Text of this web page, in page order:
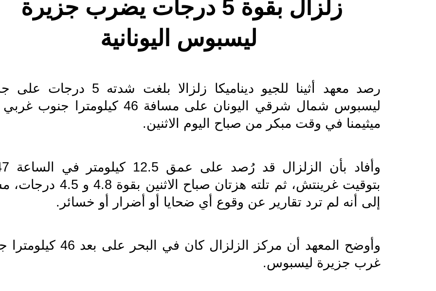
ليسبوس اليونانية
ميثيمنا في وقت مبكر من صباح اليوم الاثنين.
إلى أنه لم ترد تقارير عن وقوع أي ضحايا أو أضرار أو خسائر.
غرب جزيرة ليسبوس.